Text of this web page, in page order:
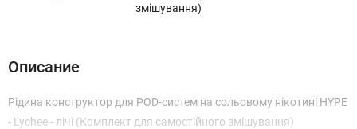
змішування)
Описание
Рідина конструктор для POD-систем на сольовому нікотині HYPE
- Lychee - лічі (Комплект для самостійного змішування)